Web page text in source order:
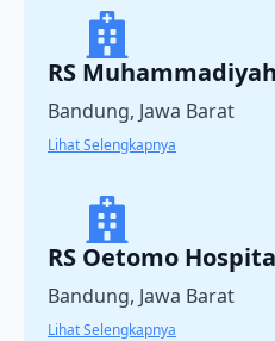
RS
Bandung, Jawa Barat
Lihat Selengkapnya
RS Oetomo
Bandung, Jawa Barat
Lihat Selengkapnya